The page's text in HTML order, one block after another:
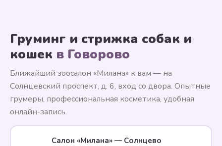
Груминг и стрижка собак и
кошек в Говорово
Ближайший зоосалон «Милана» к вам — на
Солнцевский проспект, д. 6, вход со двора. Опытные
грумеры, профессиональная косметика, удобная
онлайн-запись.
Салон «Милана» — Солнцево